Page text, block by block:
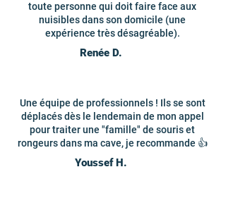
toute personne qui doit faire face aux
nuisibles dans son domicile (une
expérience très désagréable).
Renée D.
Une équipe de professionnels ! Ils se sont
déplacés dès le lendemain de mon appel
pour traiter une "famille" de souris et
rongeurs dans ma cave, je recommande 👍
Youssef H.